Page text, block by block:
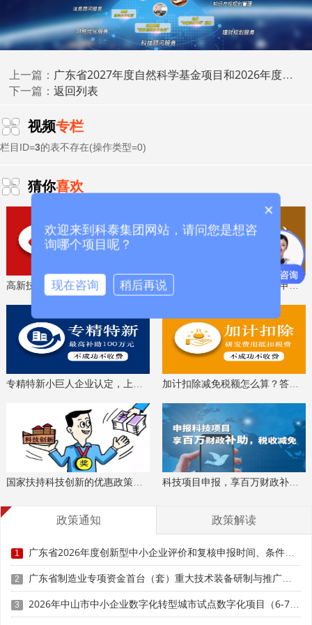
科泰集团(https://www.gdktzx.com/)成立17年来，致力于
认定、省市工程
中心认定、省市企业技术中心认定、省市工业设计中心认
定、省市重点实验室认定、新型研发机构认定、
专精特新中
、专精特新“小巨人”、制造业单项冠军、专利软著申
请、
研发费用加计扣除、两化融合贯标
认证、科技型中小企
业评价入库、创新创业大赛、专利奖、科学技术奖、
科技成
果评价、科技成果转化等服务。关注【科小泰】公众号，及
时获取最新科技项目资讯！
上一篇： 广东省2027年度自然科学基金项目和2026年度行业联合基金项目形式审查结果公布
下一篇：返回列表
视频专栏
栏目ID=3的表不存在(操作类型=0)
猜你喜欢
高新技术企业认定，免费评估，通过后再收费 省工程技术研究中心，专业申报、指导培训
加计扣除减免税额怎么算？答疑解惑、咨询培训
国家扶持科技创新的优惠政策，索取资料、解读政策 科技项目申报，享百万财政补贴，减免40%所得税
政策通知 政策解读
1 广东省2026年度创新型中小企业评价和复核申报时间、条件要求、扶持奖励
2 广东省制造业专项资金首台（套）重大技术装备研制与推广应用项目入库储备申报时间、条件要求、补助奖励
3
2026年中山市中小企业数字化转型城市试点数字化项目（6-7月）入库申报时间、条件要求
×
欢迎来到科泰集团网站，请问您是想咨
询哪个项目呢？
现在咨询 稍后再说